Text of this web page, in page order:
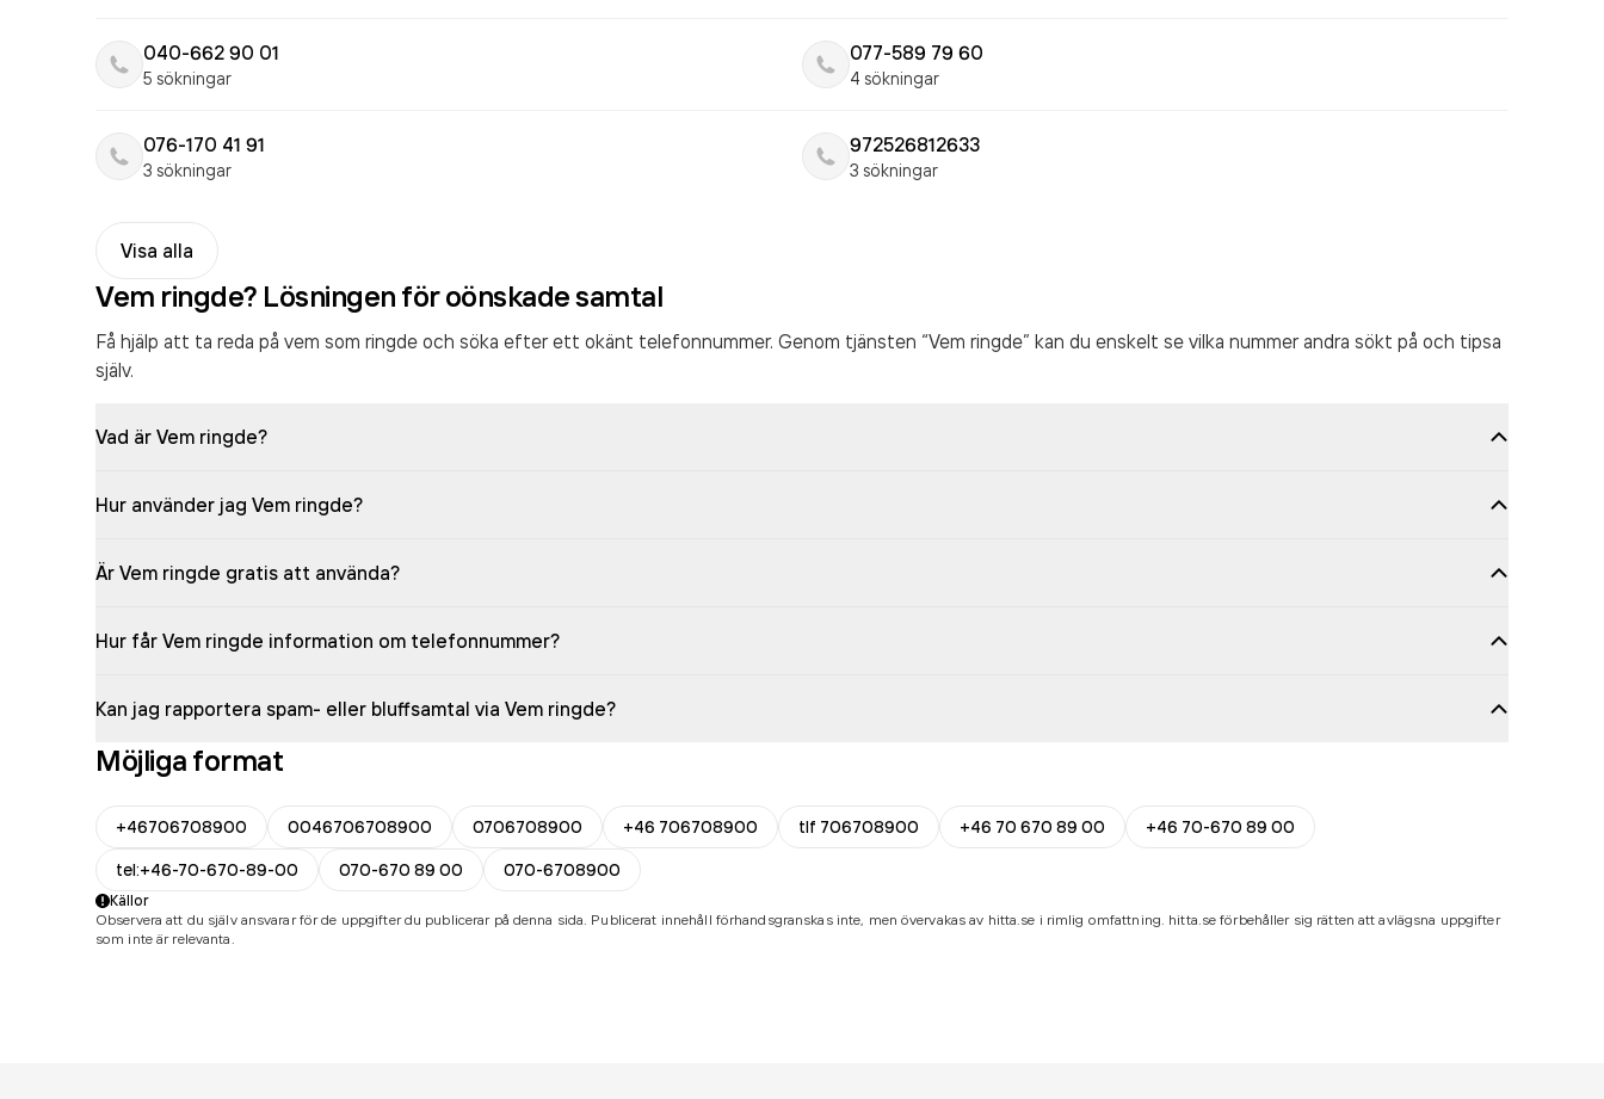
040-662 90 01
5 sökningar
077-589 79 60
4 sökningar
076-170 41 91
3 sökningar
972526812633
3 sökningar
Visa alla
Vem ringde? Lösningen för oönskade samtal
Få hjälp att ta reda på vem som ringde och söka efter ett okänt telefonnummer. Genom tjänsten “Vem ringde” kan du enskelt se vilka nummer andra sökt på och tipsa
själv.
Vad är Vem ringde?
Hur använder jag Vem ringde?
Är Vem ringde gratis att använda?
Hur får Vem ringde information om telefonnummer?
Kan jag rapportera spam- eller bluffsamtal via Vem ringde?
Möjliga format
+46706708900 0046706708900 0706708900 +46 706708900 tlf 706708900 +46 70 670 89 00
+46 70-670 89 00
tel:+46-70-670-89-00
070-670 89 00 070-6708900
Källor
Observera att du själv ansvarar för de uppgifter du publicerar på denna sida. Publicerat innehåll förhandsgranskas inte, men övervakas av hitta.se i rimlig omfattning. hitta.se förbehåller sig rätten att avlägsna uppgifter
som inte är relevanta.